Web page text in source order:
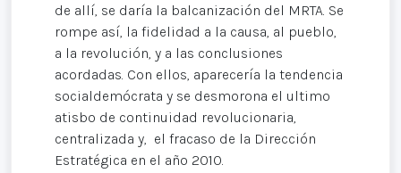
de allí, se daría la balcanización del MRTA. Se
rompe así, la fidelidad a la causa, al pueblo,
a la revolución, y a las conclusiones
acordadas. Con ellos, aparecería la tendencia
socialdemócrata y se desmorona el ultimo
atisbo de continuidad revolucionaria,
centralizada y, el fracaso de la Dirección
Estratégica en el año 2010.